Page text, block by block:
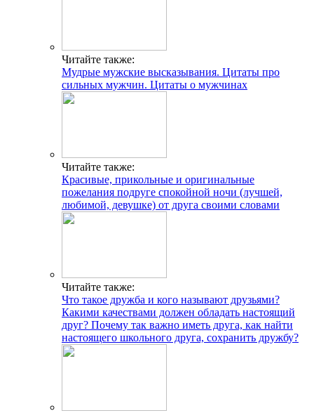
Читайте также:
Мудрые мужские высказывания. Цитаты про
сильных мужчин. Цитаты о мужчинах
Читайте также:
Красивые, прикольные и оригинальные
пожелания подруге спокойной ночи (лучшей,
любимой, девушке) от друга своими словами
Читайте также:
Что такое дружба и кого называют друзьями?
Какими качествами должен обладать настоящий
друг? Почему так важно иметь друга, как найти
настоящего школьного друга, сохранить дружбу?